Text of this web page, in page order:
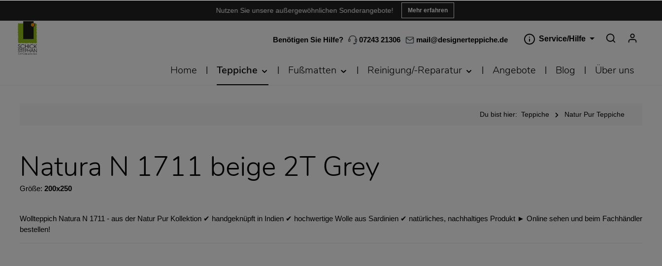
Nutzen Sie unsere außergewöhnlichen Sonderangebote! Mehr erfahren
Benötigen Sie Hilfe? 07243 21306 mail@designerteppiche.de Service/Hilfe
Home Teppiche Fußmatten Reinigung/-Reparatur Angebote Blog Über uns
Du bist hier: Teppiche Natur Pur Teppiche
Natura N 1711 beige 2T Grey
Größe: 200x250
Wollteppich Natura N 1711 - aus der Natur Pur Kollektion ✔︎ handgeknüpft in Indien ✔︎ hochwertige Wolle aus Sardinien ✔︎ natürliches, nachhaltiges Produkt ► Online sehen und beim Fachhändler
bestellen!